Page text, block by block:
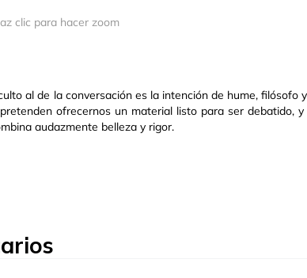
clic para hacer zoom
al de la conversación es la intención de hume, filósofo
ofrecernos un material listo para ser debatido,
audazmente belleza y rigor.